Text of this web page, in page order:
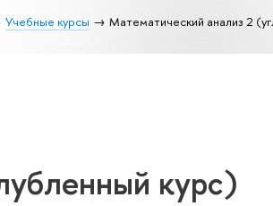
Учебные курсы Математический анализ 2
курс)